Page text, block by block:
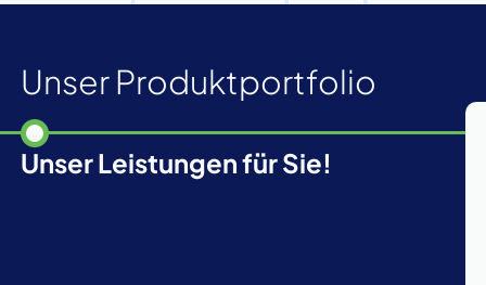
Unser Produktportfolio
Unser Leistungen für Sie!